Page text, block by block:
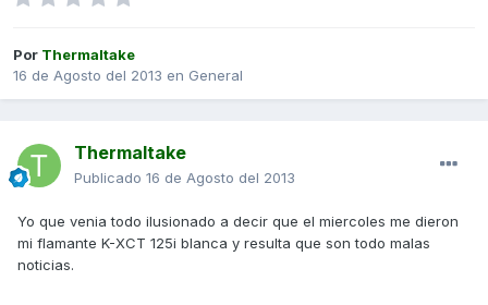
Por Thermaltake
16 de Agosto del 2013 en General
Thermaltake
Publicado 16 de Agosto del 2013
Yo que venia todo ilusionado a decir que el miercoles me dieron
mi flamante K-XCT 125i blanca y resulta que son todo malas
noticias.